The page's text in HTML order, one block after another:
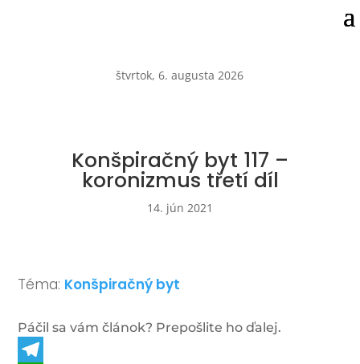
štvrtok, 6. augusta 2026
Konšpiračný byt 117 –
koronizmus třetí díl
14. jún 2021
Téma: Konšpiračný byt
Páčil sa vám článok? Prepošlite ho ďalej.